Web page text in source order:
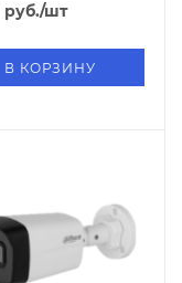
руб./шт
В КОРЗИНУ